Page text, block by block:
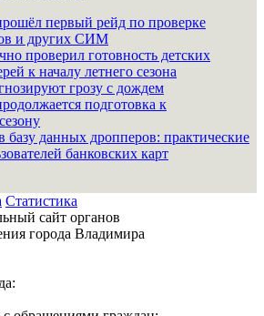
первый рейд по проверке
и других СИМ
проверил готовность детских
к началу летнего сезона
грозу с дождем
подготовка к
базу данных дропперов: практические
банковских карт
Статистика
сайт органов
города Владимира